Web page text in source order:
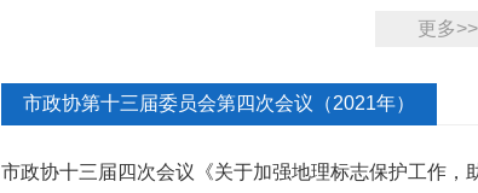
更多>>
市政协第十三届委员会第四次会议（2021年）
市政协十三届四次会议《关于加强地理标志保护工作，